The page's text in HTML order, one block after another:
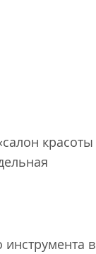
красоты
в